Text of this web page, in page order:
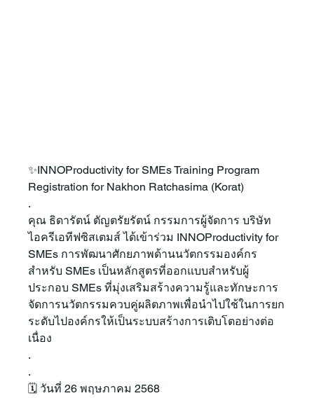
✨INNOProductivity for SMEs Training Program
Registration for Nakhon Ratchasima (Korat)
.
คุณ ธิดารัตน์ ตัญตรัยรัตน์ กรรมการผู้จัดการ บริษัท
ไอครีเอทีฟซิสเตมส์ ได้เข้าร่วม INNOProductivity for
SMEs การพัฒนาศักยภาพด้านนวัตกรรมองค์กร
สำหรับ SMEs เป็นหลักสูตรที่ออกแบบสำหรับผู้
ประกอบ SMEs ที่มุ่งเสริมสร้างความรู้และทักษะการ
จัดการนวัตกรรมควบคู่ผลิตภาพเพื่อนำไปใช้ในการยก
ระดับไปองค์กรให้เป็นระบบสร้างการเติบโตอย่างต่อ
เนื่อง
.
.
🗓️ วันที่ 26 พฤษภาคม 2568